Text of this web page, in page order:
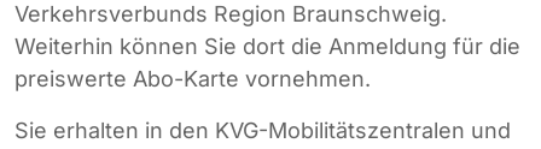
Verkehrsverbunds Region Braunschweig.
Weiterhin können Sie dort die Anmeldung für die
preiswerte Abo-Karte vornehmen.
Sie erhalten in den KVG-Mobilitätszentralen und